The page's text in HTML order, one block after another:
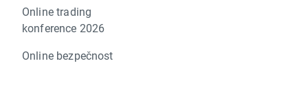
Online trading
konference 2026
Online bezpečnost